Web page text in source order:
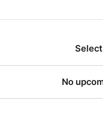
de mondes n'est pas
activité créative
et la pensée
artistique et graphique
et l'échange
No